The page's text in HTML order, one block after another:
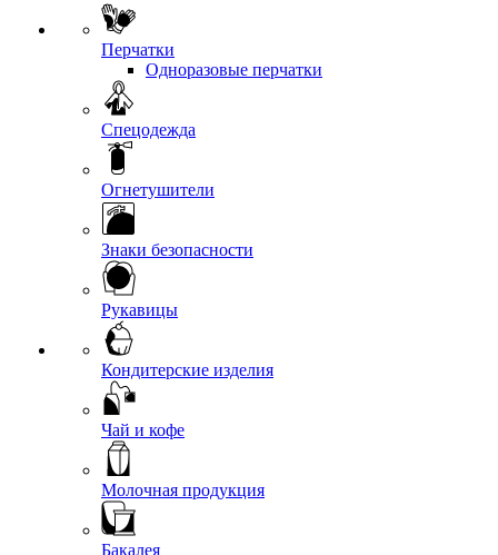
Перчатки
Одноразовые перчатки
Спецодежда
Огнетушители
Знаки безопасности
Рукавицы
Кондитерские изделия
Чай и кофе
Молочная продукция
Бакалея